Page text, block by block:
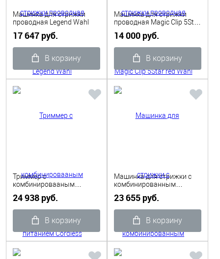
Машинка для стрижки
проводная Legend Wahl
17 647 руб.
В корзину
Машинка для стрижки
проводная Magic Clip 5Star
14 000 руб.
В корзину
Триммер с
комбинировааным
5 Star Wahl
24 938 руб.
В корзину
Машинка для стрижки с
комбинированным
Cordless Wahl
23 655 руб.
В корзину